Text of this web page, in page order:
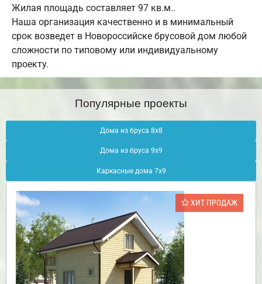
Жилая площадь составляет 97 кв.м..
Наша организация качественно и в минимальный
срок возведет в Новороссийске брусовой дом любой
сложности по типовому или индивидуальному
проекту.
Популярные проекты
Дома из бруса 8х8
Дома из бруса 9х9
Каркасные дома 7х9
ХИТ ПРОДАЖ